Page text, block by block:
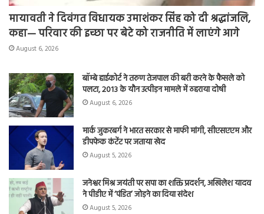
मायावती ने दिवंगत विधायक उमाशंकर सिंह को दी श्रद्धांजलि,
कहा— परिवार की इच्छा पर बेटे को राजनीति में लाएंगे आगे
August 6, 2026
बॉम्बे हाईकोर्ट ने तरुण तेजपाल की बरी करने के फैसले को
पलटा, 2013 के यौन उत्पीड़न मामले में ठहराया दोषी
August 6, 2026
मार्क जुकरबर्ग ने भारत सरकार से माफी मांगी, सीएसएएम और
डीपफेक कंटेंट पर जताया खेद
August 5, 2026
जनेश्वर मिश्र जयंती पर सपा का शक्ति प्रदर्शन, अखिलेश यादव
ने पीडीए में ‘पंडित’ जोड़ने का दिया संदेश
August 5, 2026